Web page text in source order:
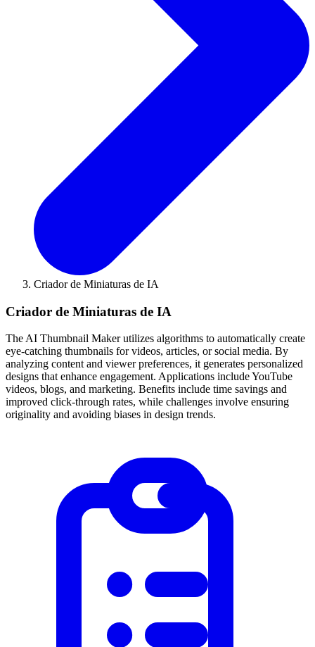
Criador de Miniaturas de IA
Criador de Miniaturas de IA
The AI Thumbnail Maker utilizes algorithms to automatically create
eye-catching thumbnails for videos, articles, or social media. By
analyzing content and viewer preferences, it generates personalized
designs that enhance engagement. Applications include YouTube
videos, blogs, and marketing. Benefits include time savings and
improved click-through rates, while challenges involve ensuring
originality and avoiding biases in design trends.